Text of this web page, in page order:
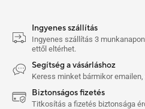
Ingyenes szállítás
Ingyenes szállítás 3
ettől eltérhet.
Segítség a vásárláshoz
Keress minket bármikor
Biztonságos fizetés
Titkosítás a fizetés biztonsága